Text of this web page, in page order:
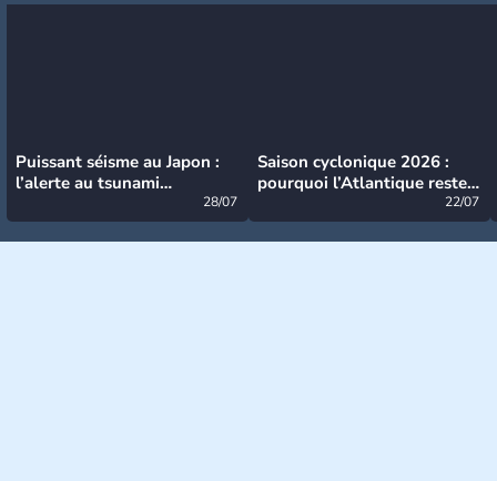
Puissant séisme au Japon :
l’alerte au tsunami
28/07
Saison cyclonique 2026 :
pourquoi l’Atlantique reste
22/07